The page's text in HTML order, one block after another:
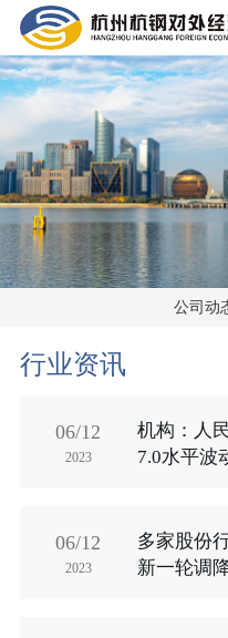
HOME
公司概况
公司简介
大事记
荣誉资质
企业文化
主营业务
黑色金属板块
党群工作
公司动态
招贤纳士
公司动
行业资讯
06/12
2023
机构：人
7.0水平波
06/12
2023
多家股份
新一轮调